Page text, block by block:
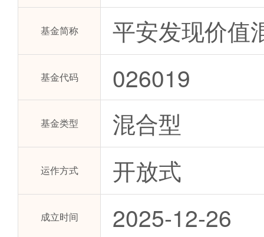
基金简称 平安发现价值
基金代码 026019
基金类型 混合型
运作方式 开放式
成立时间 2025-12-26